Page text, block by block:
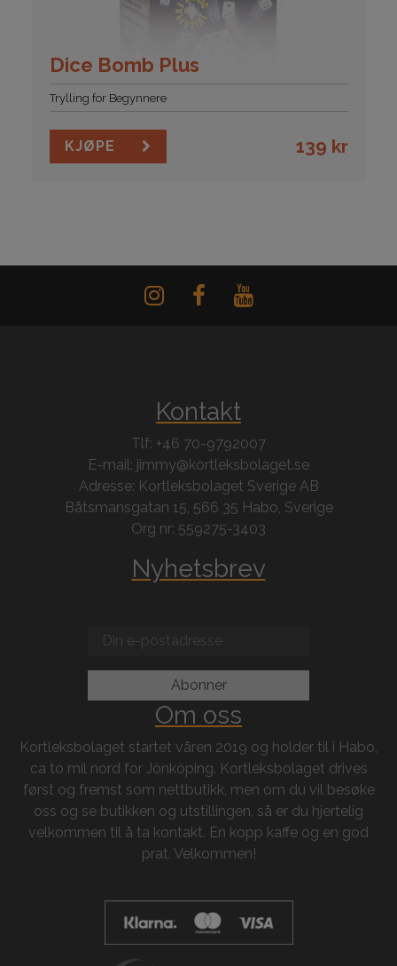
Dice Bomb Plus
Trylling for Begynnere
KJØPE 139 kr
Kontakt
Tlf: +46 70-9792007
E-mail: jimmy@kortleksbolaget.se
Adresse: Kortleksbolaget Sverige AB
Båtsmansgatan 15, 566 35 Habo, Sverige
Org nr: 559275-3403
Nyhetsbrev
Om oss
Kortleksbolaget startet våren 2019 og holder til i Habo,
ca to mil nord for Jönköping. Kortleksbolaget drives
først og fremst som nettbutikk, men om du vil besøke
oss og se butikken og utstillingen, så er du hjertelig
velkommen til å ta kontakt. En kopp kaffe og en god
prat. Velkommen!